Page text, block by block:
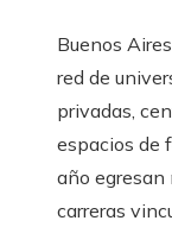
Buenos
red de
privadas,
espacios de
año egresan
carreras